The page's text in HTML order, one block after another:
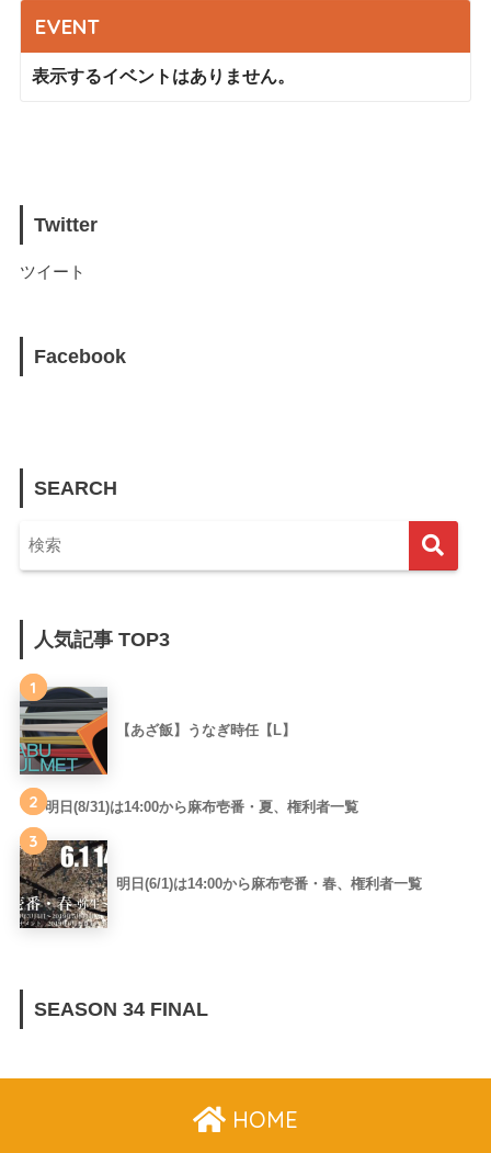
EVENT
表示するイベントはありません。
Twitter
ツイート
Facebook
SEARCH
人気記事 TOP3
1
【あざ飯】うなぎ時任【L】
2 明日(8/31)は14:00から麻布壱番・夏、権利者一覧
3
明日(6/1)は14:00から麻布壱番・春、権利者一覧
SEASON 34 FINAL
HOME